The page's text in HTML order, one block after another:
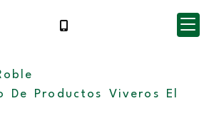
De Productos Viveros El